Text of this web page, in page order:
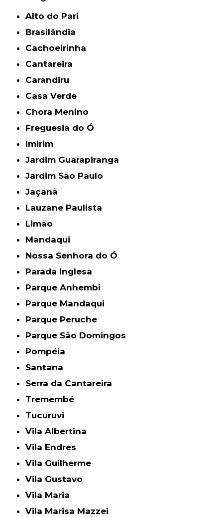
Alto do Pari
Brasilândia
Cachoeirinha
Cantareira
Carandiru
Casa Verde
Chora Menino
Freguesia do Ó
Imirim
Jardim Guarapiranga
Jardim São Paulo
Jaçanã
Lauzane Paulista
Limão
Mandaqui
Nossa Senhora do Ó
Parada Inglesa
Parque Anhembi
Parque Mandaqui
Parque Peruche
Parque São Domingos
Pompéia
Santana
Serra da Cantareira
Tremembé
Tucuruvi
Vila Albertina
Vila Endres
Vila Guilherme
Vila Gustavo
Vila Maria
Vila Marisa Mazzei